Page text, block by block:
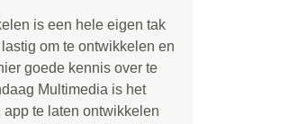
is een hele eigen tak
om te ontwikkelen en
goede kennis over te
Multimedia is het
te laten ontwikkelen